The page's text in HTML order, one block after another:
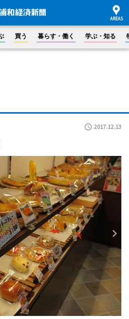
買う 暮らす・働く 学ぶ・知る
2017.12.13